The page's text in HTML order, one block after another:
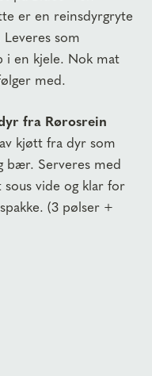
er en reinsdyrgryte
som
i en kjele. Nok mat
med.
fra Rørosrein
kjøtt fra dyr som
bær. Serveres med
vide og klar for
(3 pølser +